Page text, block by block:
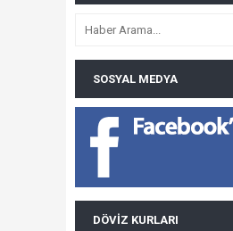
SOSYAL MEDYA
DÖVIZ KURLARI